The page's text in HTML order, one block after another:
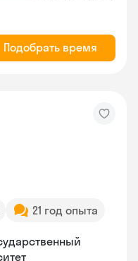
Подобрать время
21 год опыта